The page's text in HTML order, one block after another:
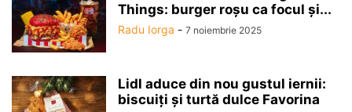
Things: burger roșu ca focul și...
Radu Iorga - 7 noiembrie 2025
Lidl aduce din nou gustul iernii:
biscuiți și turtă dulce Favorina